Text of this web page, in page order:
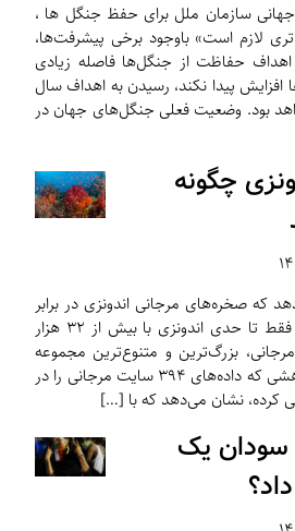
جهانی سازمان ملل برای حفظ جنگل ها ،
لازم است» باوجود برخی پیشرفت‌ها،
حفاظت از جنگل‌ها فاصله زیادی
افزایش پیدا نکند، رسیدن به اهداف سال
خواهد بود. وضعیت فعلی جنگل‌های جهان در
چگونه
که صخره‌های مرجانی اندونزی در برابر
گرما مقاوم هستند – اما فقط تا حدی اندونزی با بیش از ۳۲ هزار
بزرگ‌ترین و متنوع‌ترین مجموعه
مرجانی جهان را دارد. پژوهشی که داده‌های ۳۹۴ سایت مرجانی را در
سودان یک